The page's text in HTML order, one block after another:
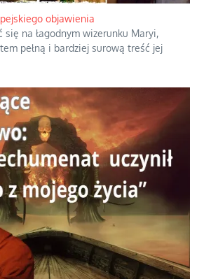
teologicznych podróbek
z ominięciem duchowych skrótów.
objawienia
na łagodnym wizerunku Maryi,